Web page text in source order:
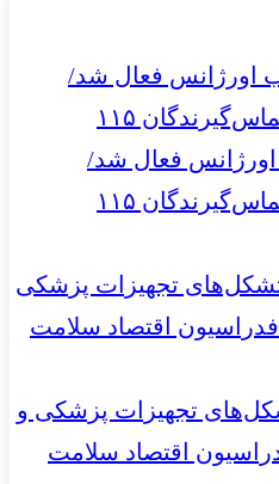
فعال شد/
۱۱۵
تجهیزات پزشکی و
اقتصاد سلامت